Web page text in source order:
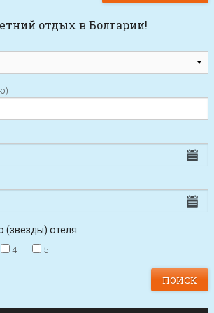
отдых в Болгарии!
(звезды) отеля
4 5